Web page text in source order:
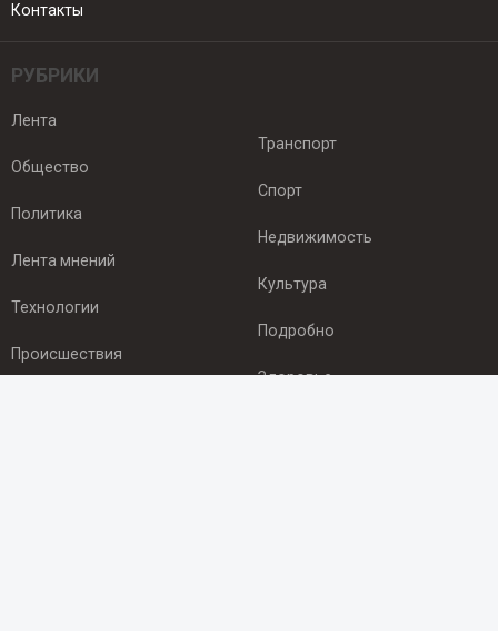
Контакты
РУБРИКИ
Лента
Общество
Политика
Лента мнений
Технологии
Происшествия
Транспорт
Спорт
Недвижимость
Культура
Подробно
Здоровье